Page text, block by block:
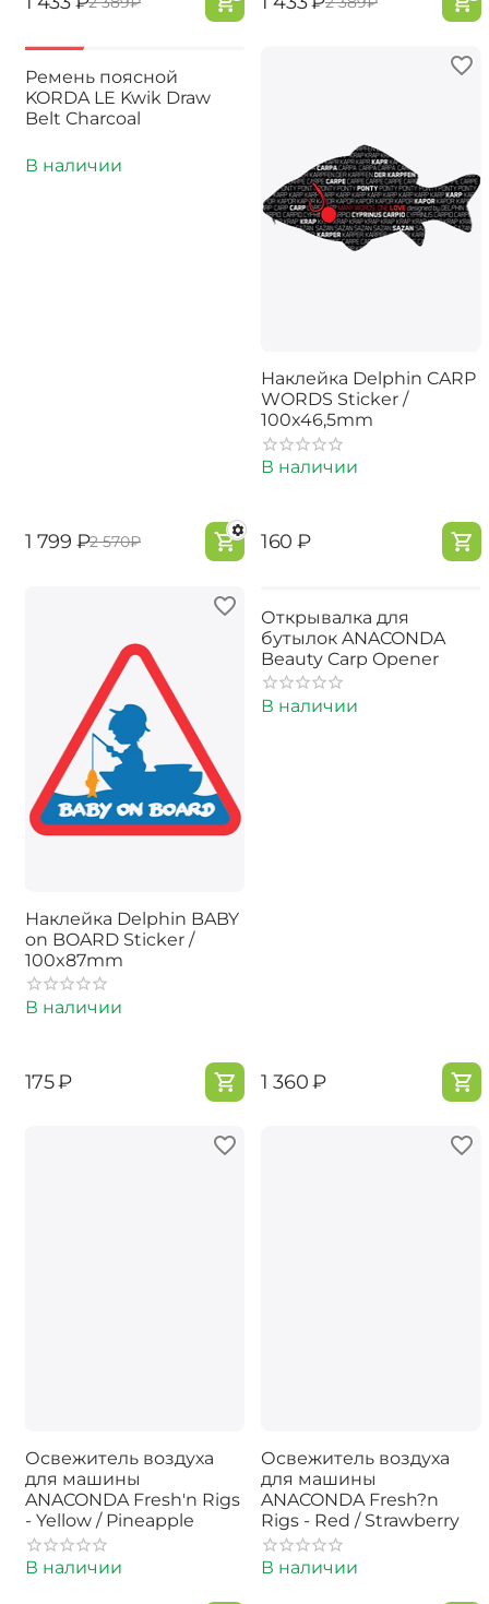
Ремень поясной
KORDA LE Kwik Draw
Belt Charcoal
В наличии
‍1 799‍ ₽‍2 570‍₽
Наклейка Delphin CARP
WORDS Sticker /
100x46,5mm
В наличии
‍160‍ ₽
Наклейка Delphin BABY
on BOARD Sticker /
100x87mm
В наличии
‍175‍₽
Открывалка для
бутылок ANACONDA
Beauty Carp Opener
В наличии
‍1 360‍₽
Освежитель воздуха
для машины
ANACONDA Fresh'n Rigs
- Yellow / Pineapple
В наличии
Освежитель воздуха
для машины
ANACONDA Fresh?n
Rigs - Red / Strawberry
В наличии